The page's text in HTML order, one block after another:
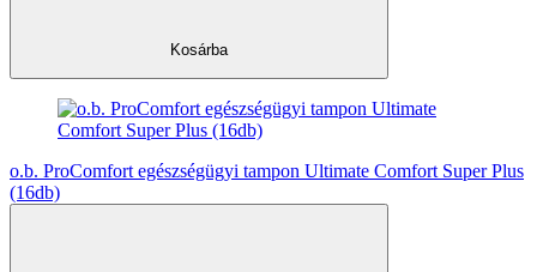
Kosárba
o.b. ProComfort egészségügyi tampon Ultimate Comfort Super Plus
(16db)